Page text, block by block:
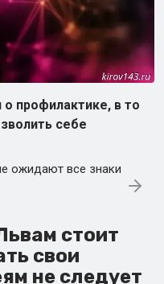
профилактике, в то
себе
ожидают все знаки
стоит
свои
не следует